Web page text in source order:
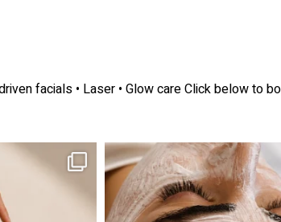
facials • Laser • Glow careClick below to
מועדון החברות שלנו סוף סוף נפתח. מהיום, אקנה הוא אחד